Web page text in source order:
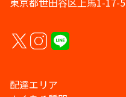
配達エリア